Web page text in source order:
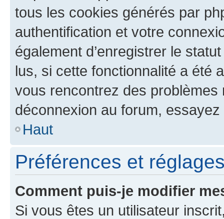
tous les cookies générés par
authentification et votre
également d’enregistrer le
lus, si cette fonctionnalité a été
vous rencontrez des
déconnexion au forum,
Haut
Préférences et
Comment puis-je modifier
Si vous êtes un utilisateur